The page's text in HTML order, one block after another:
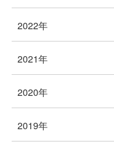
2022年
2021年
2020年
2019年